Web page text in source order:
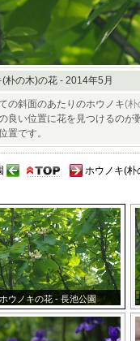
朴の木)の花 - 2014年5月
の斜面のあたりのホウノキ(朴
良い位置に花を見つけるの
置です。
ホウノキ(朴
ホウノキの花 - 長池公園